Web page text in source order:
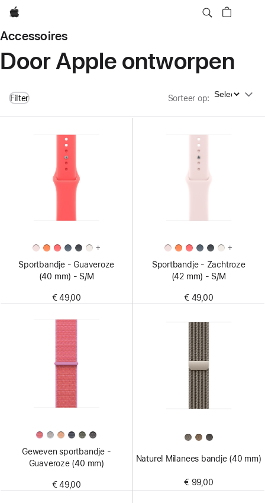
Apple
Accessoires
Door Apple ontworpen
Filter Sorteer op: Sorteer op
+
Sportbandje - Guaveroze
(40 mm) - S/M
€ 49,00
+
Sportbandje - Zachtroze
(42 mm) - S/M
€ 49,00
Geweven sportbandje -
Guaveroze (40 mm)
€ 49,00
Naturel Milanees bandje (40 mm)
€ 99,00